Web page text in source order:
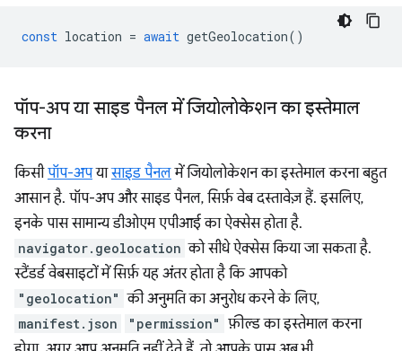
const location = await getGeolocation()
पॉप-अप या साइड पैनल में जियोलोकेशन का इस्तेमाल
करना
किसीपॉप-अपयासाइड पैनलमें जियोलोकेशन का इस्तेमाल करना बहुत
आसान है. पॉप-अप और साइड पैनल, सिर्फ़ वेब दस्तावेज़ हैं. इसलिए,
इनके पास सामान्य डीओएम एपीआई का ऐक्सेस होता है.
navigator.geolocation को सीधे ऐक्सेस किया जा सकता है.
स्टैंडर्ड वेबसाइटों में सिर्फ़ यह अंतर होता है कि आपको
"geolocation" की अनुमति का अनुरोध करने के लिए,
manifest.json "permission" फ़ील्ड का इस्तेमाल करना